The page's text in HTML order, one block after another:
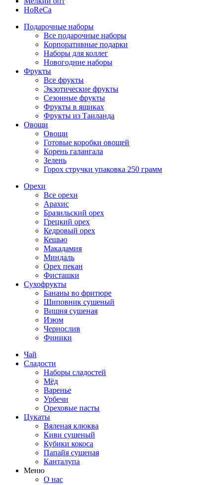
HoReCa
Подарочные наборы
Все подарочные наборы
Корпоративные подарки
Наборы для коллег
Новогодние наборы
Фрукты
Все фрукты
Экзотические фрукты
Сезонные фрукты
Фрукты в ящиках
Фрукты из Таиланда
Овощи
Овощи
Готовые коробки овощей
Корень галангала
Зелень
Горох стручки упаковка 250 грамм
Орехи
Все орехи
Арахис
Бразильский орех
Грецкий орех
Кедровый орех
Кешью
Макадамия
Миндаль
Орех пекан
Фисташки
Сухофрукты
Бананы во фритюре
Шиповник сушеный
Вишня сушеная
Изюм
Чернослив
Финики
Чай
Сладости
Наборы сладостей
Мёд
Варенье
Урбечи
Ореховые пасты
Цукаты
Вяленая клюква
Киви сушеный
Кубики кокоса
Папайя сушеная
Канталупа
Меню
О нас